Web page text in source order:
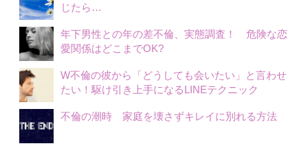
じたら…
年下男性との年の差不倫、実態調査！ 危険な恋
愛関係はどこまでOK?
W不倫の彼から「どうしても会いたい」と言わせ
たい！駆け引き上手になるLINEテクニック
不倫の潮時 家庭を壊さずキレイに別れる方法